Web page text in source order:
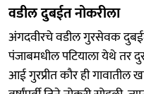
वडील दुबईत नोकरीला
अंगदवीरचे वडील गुरसेवक
पंजाबमधील पटियाला येथे तर
आई गुरप्रीत कौर ही गावातील